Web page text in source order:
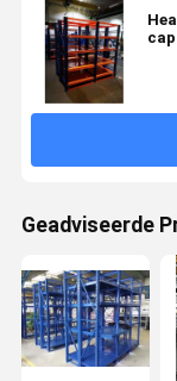
Geadviseerde